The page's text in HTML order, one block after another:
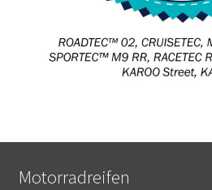
Motorradreifen